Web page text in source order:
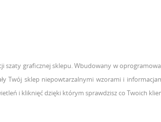
szaty graficznej sklepu. Wbudowany w
Twój sklep niepowtarzalnymi wzorami i
i kliknięć dzięki którym sprawdzisz co Twoich